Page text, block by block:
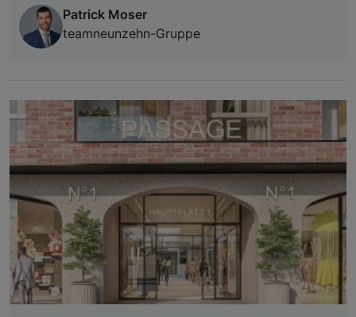
Patrick Moser
teamneunzehn-Gruppe